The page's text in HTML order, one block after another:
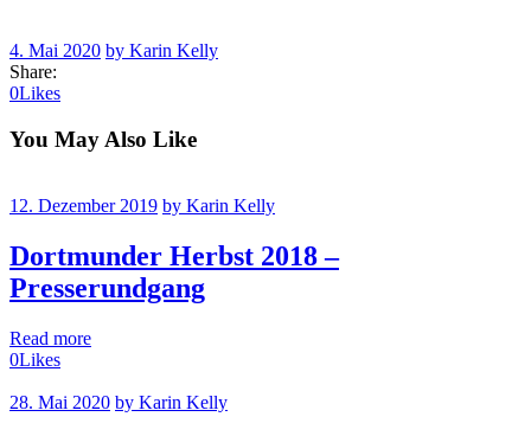
4. Mai 2020 by Karin Kelly
Share:
0Likes
You May Also Like
12. Dezember 2019 by Karin Kelly
Dortmunder Herbst 2018 –
Presserundgang
Read more
0Likes
28. Mai 2020 by Karin Kelly